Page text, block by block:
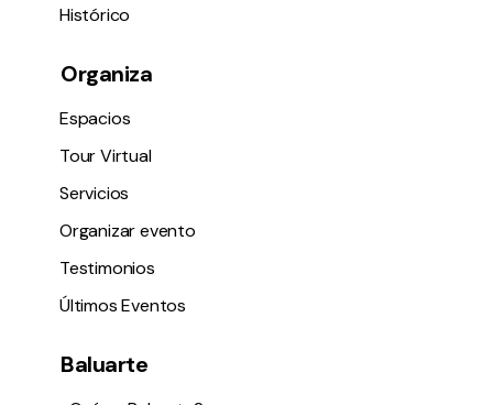
Histórico
Organiza
Espacios
Tour Virtual
Servicios
Organizar evento
Testimonios
Últimos Eventos
Baluarte